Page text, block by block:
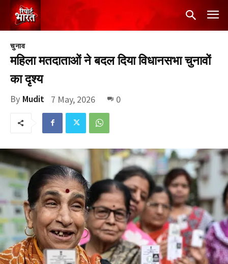
चुनाव
महिला मतदाताओं ने बदल दिया विधानसभा चुनावों
का दृश्य
By Mudit 7 May, 2026 0